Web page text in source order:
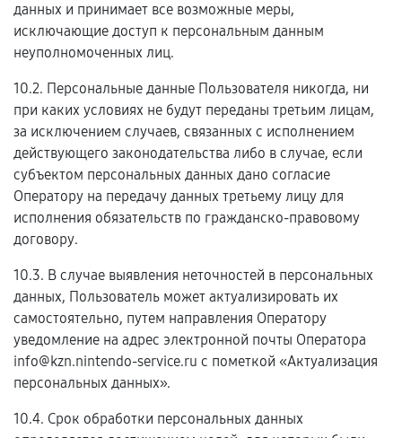
данных и принимает все возможные меры,
исключающие доступ к персональным данным
неуполномоченных лиц.
10.2. Персональные данные Пользователя никогда, ни
при каких условиях не будут переданы третьим лицам,
за исключением случаев, связанных с исполнением
действующего законодательства либо в случае, если
субъектом персональных данных дано согласие
Оператору на передачу данных третьему лицу для
исполнения обязательств по гражданско-правовому
договору.
10.3. В случае выявления неточностей в персональных
данных, Пользователь может актуализировать их
самостоятельно, путем направления Оператору
уведомление на адрес электронной почты Оператора
info@kzn.nintendo-service.ru с пометкой «Актуализация
персональных данных».
10.4. Срок обработки персональных данных